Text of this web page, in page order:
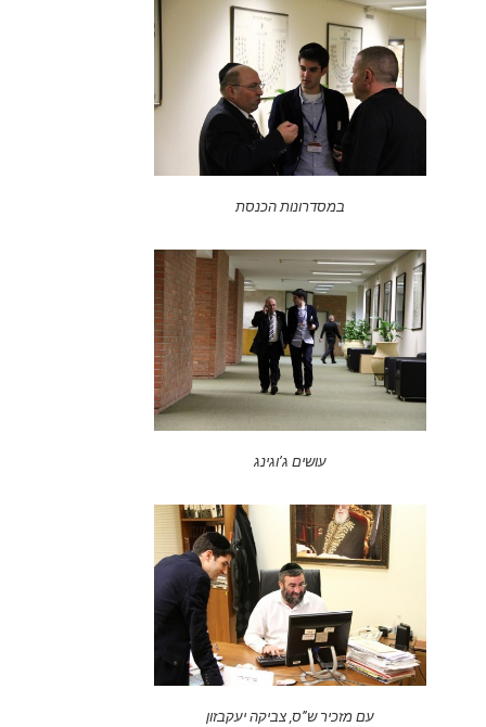
במסדרונות הכנסת
עושים ג’וגינג
עם מזכיר ש”ס, צביקה יעקבזון